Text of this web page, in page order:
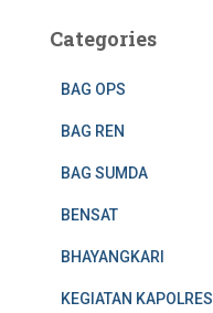
Categories
BAG OPS
BAG REN
BAG SUMDA
BENSAT
BHAYANGKARI
KEGIATAN KAPOLRES